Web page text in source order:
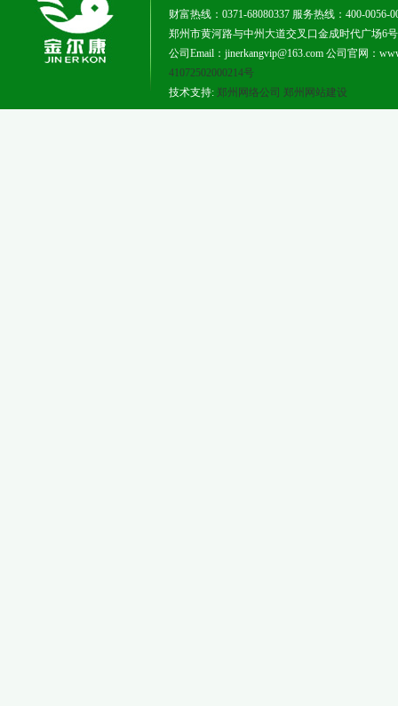
财富热线：0371-68080337 服务热线：400-0056-
郑州市黄河路与中州大道交叉口金成时代广场6号
公司Email：jinerkangvip@163.com 公司官网：
41072502000214号
技术支持: 郑州网络公司 郑州网站建设